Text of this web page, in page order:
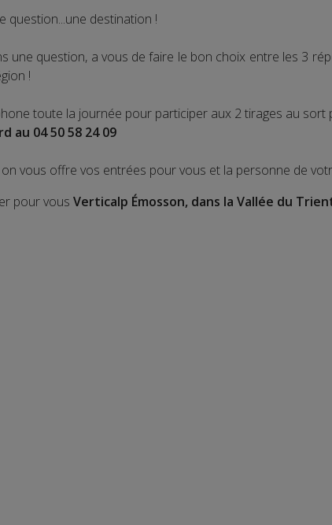
question...une destination !
une question, a vous de faire le bon choix entre les 3
!
toute la journée pour participer aux 2 tirages au sort
au 04 50 58 24 09
vous offre vos entrées pour vous et la personne de
pour vous Verticalp Émosson, dans la Vallée du